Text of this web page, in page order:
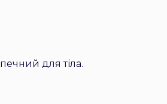
для тіла.